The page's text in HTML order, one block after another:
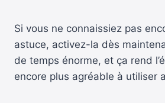
Si vous ne connaissiez pas
astuce, activez-la dès
de temps énorme, et ça rend
encore plus agréable à utiliser